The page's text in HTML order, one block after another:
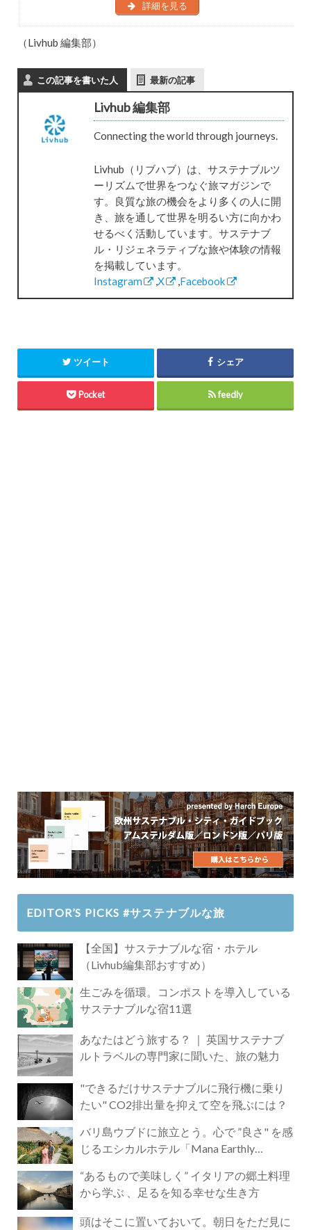
詳細を見る
（Livhub 編集部）
この記事を書いた人 最新の記事
Livhub 編集部
Connecting the world through journeys.
Livhub（リブハブ）は、サステナブルツ
ーリズムで世界をつなぐ旅マガジンで
す。良質な旅の機会をより多くの人に開
き、旅を通して世界を明るい方に向かわ
せるべく活動しています。サステナブ
ル・リジェネラティブな旅や体験の情報
を掲載しています。
Instagram
,X ,Facebook
ツイート シェア
Pocket feedly
EDITOR’S PICKS #サステナブルな旅
【全国】サステナブルな宿・ホテル
（Livhub編集部おすすめ）
生ごみを循環。コンポストを導入している
サステナブルな宿11選
あなたはどう旅する？ ｜ 英国サステナブ
ルトラベルの専門家に聞いた、旅の魅力
"できるだけサステナブルに飛行機に乗り
たい" CO2排出量を抑えて空を飛ぶには？
バリ島ウブドに旅立とう。心で ”良さ" を感
じるエシカルホテル「Mana Earthly
“あるもので美味しく” イタリアの郷土料理
から学ぶ 、足るを知る幸せな生き方
頭はそこに置いておいて。朝日をただ見に